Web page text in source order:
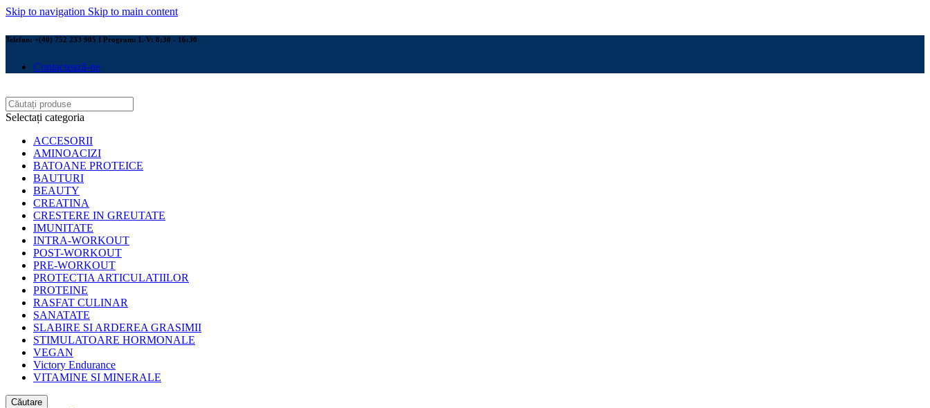
Skip to navigation Skip to main content
Telefon: +(40) 752 233 905 I Program: L-V: 8:30 - 16:30
Contactează-ne
Selectați categoria
ACCESORII
AMINOACIZI
BATOANE PROTEICE
BAUTURI
BEAUTY
CREATINA
CRESTERE IN GREUTATE
IMUNITATE
INTRA-WORKOUT
POST-WORKOUT
PRE-WORKOUT
PROTECTIA ARTICULATIILOR
PROTEINE
RASFAT CULINAR
SANATATE
SLABIRE SI ARDEREA GRASIMII
STIMULATOARE HORMONALE
VEGAN
Victory Endurance
VITAMINE SI MINERALE
Căutare